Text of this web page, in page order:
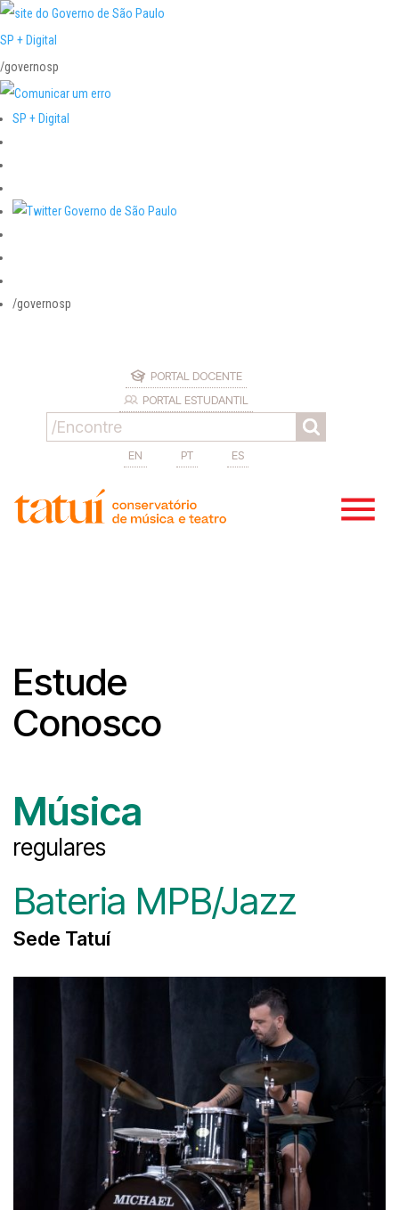
SP + Digital
/governosp
SP + Digital
/governosp
PORTAL DOCENTE
PORTAL ESTUDANTIL
EN PT ES
Estude
Conosco
Música
regulares
Bateria MPB/Jazz
Sede Tatuí